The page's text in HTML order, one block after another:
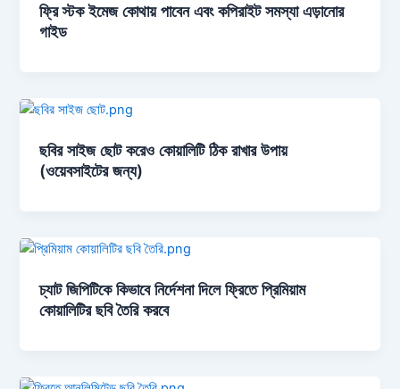
ফ্রি স্টক ইমেজ কোথায় পাবেন এবং কপিরাইট সমস্যা এড়ানোর
গাইড
ছবির সাইজ ছোট করেও কোয়ালিটি ঠিক রাখার উপায়
(ওয়েবসাইটের জন্য)
চ্যাট জিপিটিকে কিভাবে নির্দেশনা দিলে ফ্রিতে প্রিমিয়াম
কোয়ালিটির ছবি তৈরি করবে